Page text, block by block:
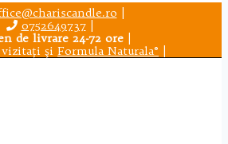
0752649737|
de livrare 24-72 ore
şi Formula Naturala®